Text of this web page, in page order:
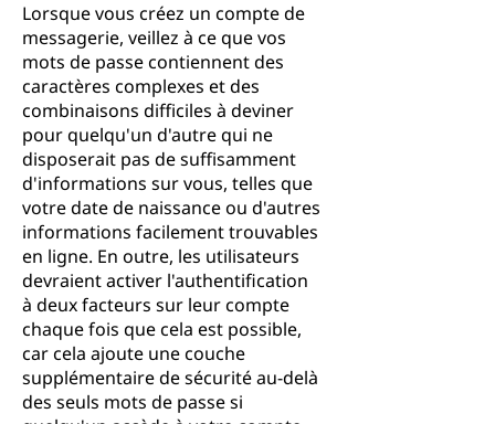
Lorsque vous créez un compte de
messagerie, veillez à ce que vos
mots de passe contiennent des
caractères complexes et des
combinaisons difficiles à deviner
pour quelqu'un d'autre qui ne
disposerait pas de suffisamment
d'informations sur vous, telles que
votre date de naissance ou d'autres
informations facilement trouvables
en ligne. En outre, les utilisateurs
devraient activer l'authentification
à deux facteurs sur leur compte
chaque fois que cela est possible,
car cela ajoute une couche
supplémentaire de sécurité au-delà
des seuls mots de passe si